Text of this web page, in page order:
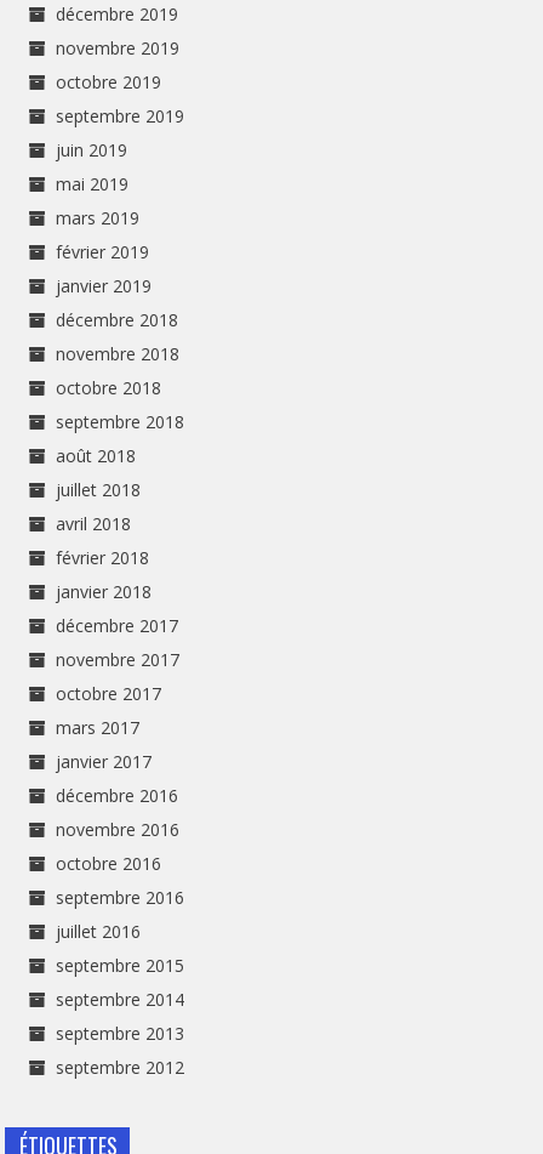
décembre 2019
novembre 2019
octobre 2019
septembre 2019
juin 2019
mai 2019
mars 2019
février 2019
janvier 2019
décembre 2018
novembre 2018
octobre 2018
septembre 2018
août 2018
juillet 2018
avril 2018
février 2018
janvier 2018
décembre 2017
novembre 2017
octobre 2017
mars 2017
janvier 2017
décembre 2016
novembre 2016
octobre 2016
septembre 2016
juillet 2016
septembre 2015
septembre 2014
septembre 2013
septembre 2012
ÉTIQUETTES